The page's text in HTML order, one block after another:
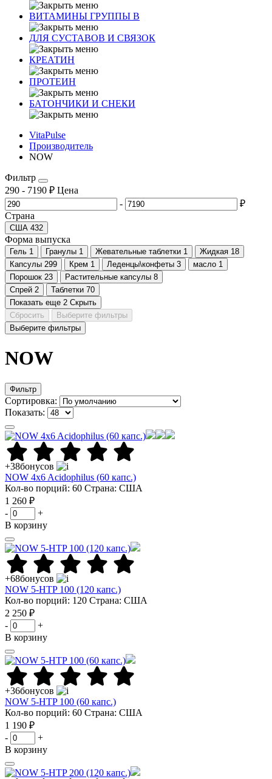
ВИТАМИНЫ ГРУППЫ В
ДЛЯ СУСТАВОВ И СВЯЗОК
КРЕАТИН
ПРОТЕИН
БАТОНЧИКИ И СНЕКИ
VitaPulse
Производитель
NOW
Фильтр
290 - 7190 ₽ Цена
-
₽
Страна
США 432
Форма выпуска
Гель 1 Гранулы 1 Жевательные таблетки 1 Жидкая 18
Капсулы 299 Крем 1 Леденцы\конфеты 3 масло 1
Порошок 23 Растительные капсулы 8
Спрей 2 Таблетки 70
Показать еще 2 Скрыть
Сбросить
Выберите фильтры
Выберите фильтры
NOW
Фильтр
Сортировка:
Показать:
+38бонусов
NOW 4x6 Acidophilus (60 капс.)
Кол-во порций: 60 Страна: США
1 260 ₽
-
+
В корзину
+68бонусов
NOW 5-HTP 100 (120 капс.)
Кол-во порций: 120 Страна: США
2 250 ₽
-
+
В корзину
+36бонусов
NOW 5-HTP 100 (60 капс.)
Кол-во порций: 60 Страна: США
1 190 ₽
-
+
В корзину